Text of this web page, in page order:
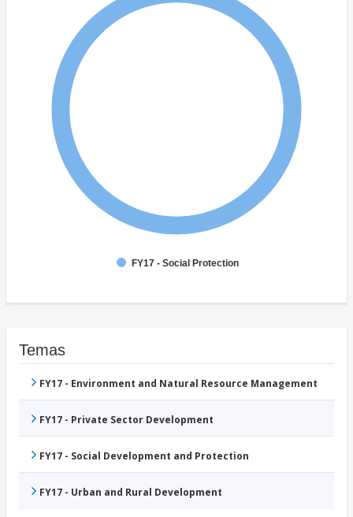
FY17 - Social Protection
Temas
FY17 - Environment and Natural Resource Management
FY17 - Private Sector Development
FY17 - Social Development and Protection
FY17 - Urban and Rural Development